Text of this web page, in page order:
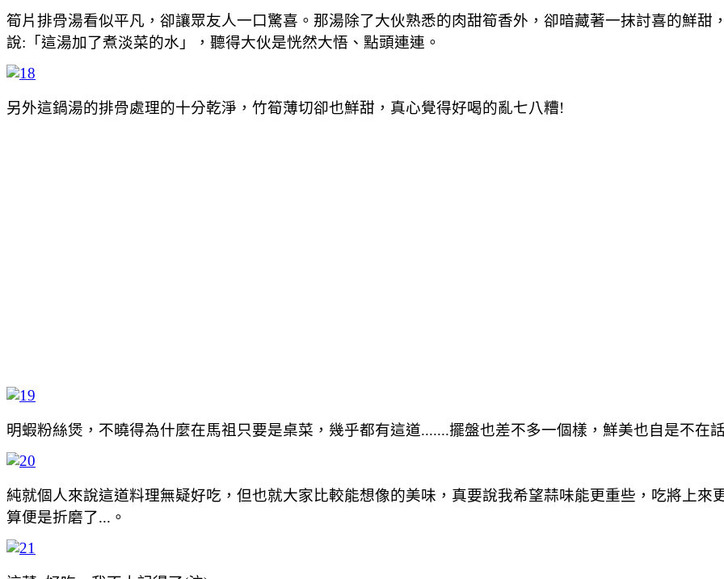
筍片排骨湯看似平凡，卻讓眾友人一口驚喜。那湯除了大伙熟悉的肉甜筍香外，卻暗藏著一抹討喜的鮮
說:「這湯加了煮淡菜的水」，聽得大伙是恍然大悟、點頭連連。
另外這鍋湯的排骨處理的十分乾淨，竹筍薄切卻也鮮甜，真心覺得好喝的亂七八糟!
明蝦粉絲煲，不曉得為什麼在馬祖只要是桌菜，幾乎都有這道.......擺盤也差不多一個樣，鮮美也自是不在
純就個人來說這道料理無疑好吃，但也就大家比較能想像的美味，真要說我希望蒜味能更重些，吃將上
算便是折磨了...。